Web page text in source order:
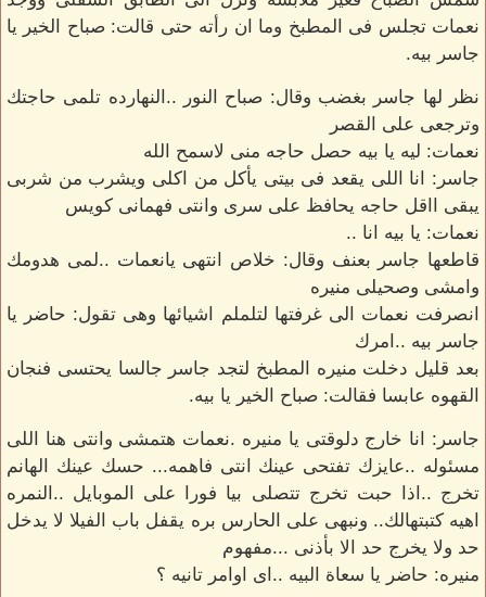
نعمات تجلس فى المطبخ وما ان رأته حتى قالت: صباح الخير يا
جاسر بيه.
نظر لها جاسر بغضب وقال: صباح النور ..النهارده تلمى حاجتك
وترجعى على القصر
نعمات: ليه يا بيه حصل حاجه منى لاسمح الله
جاسر: انا اللى يقعد فى بيتى يأكل من اكلى ويشرب من شربى
يبقى ااقل حاجه يحافظ على سرى وانتى فهمانى كويس
نعمات: يا بيه انا ..
قاطعها جاسر بعنف وقال: خلاص انتهى يانعمات ..لمى هدومك
وامشى وصحيلى منيره
انصرفت نعمات الى غرفتها لتلملم اشيائها وهى تقول: حاضر يا
جاسر بيه ..امرك
بعد قليل دخلت منيره المطبخ لتجد جاسر جالسا يحتسى فنجان
القهوه عابسا فقالت: صباح الخير يا بيه.
جاسر: انا خارج دلوقتى يا منيره .نعمات هتمشى وانتى هنا اللى
مسئوله ..عايزك تفتحى عينك انتى فاهمه... حسك عينك الهانم
تخرج ..اذا حبت تخرج تتصلى بيا فورا على الموبايل ..النمره
اهيه كتبتهالك.. ونبهى على الحارس بره يقفل باب الفيلا لا يدخل
حد ولا يخرج حد الا بأذنى ...مفهوم
منيره: حاضر يا سعاة البيه ..اى اوامر تانيه ؟